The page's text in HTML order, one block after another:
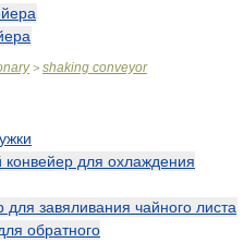
> shaking conveyor
конвейер для охлаждения
для завяливания чайного листа
обратного